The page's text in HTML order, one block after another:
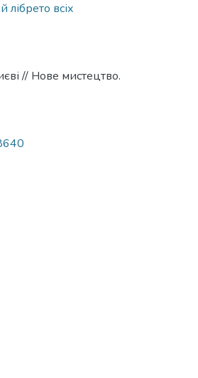
всіх
// Нове мистецтво.